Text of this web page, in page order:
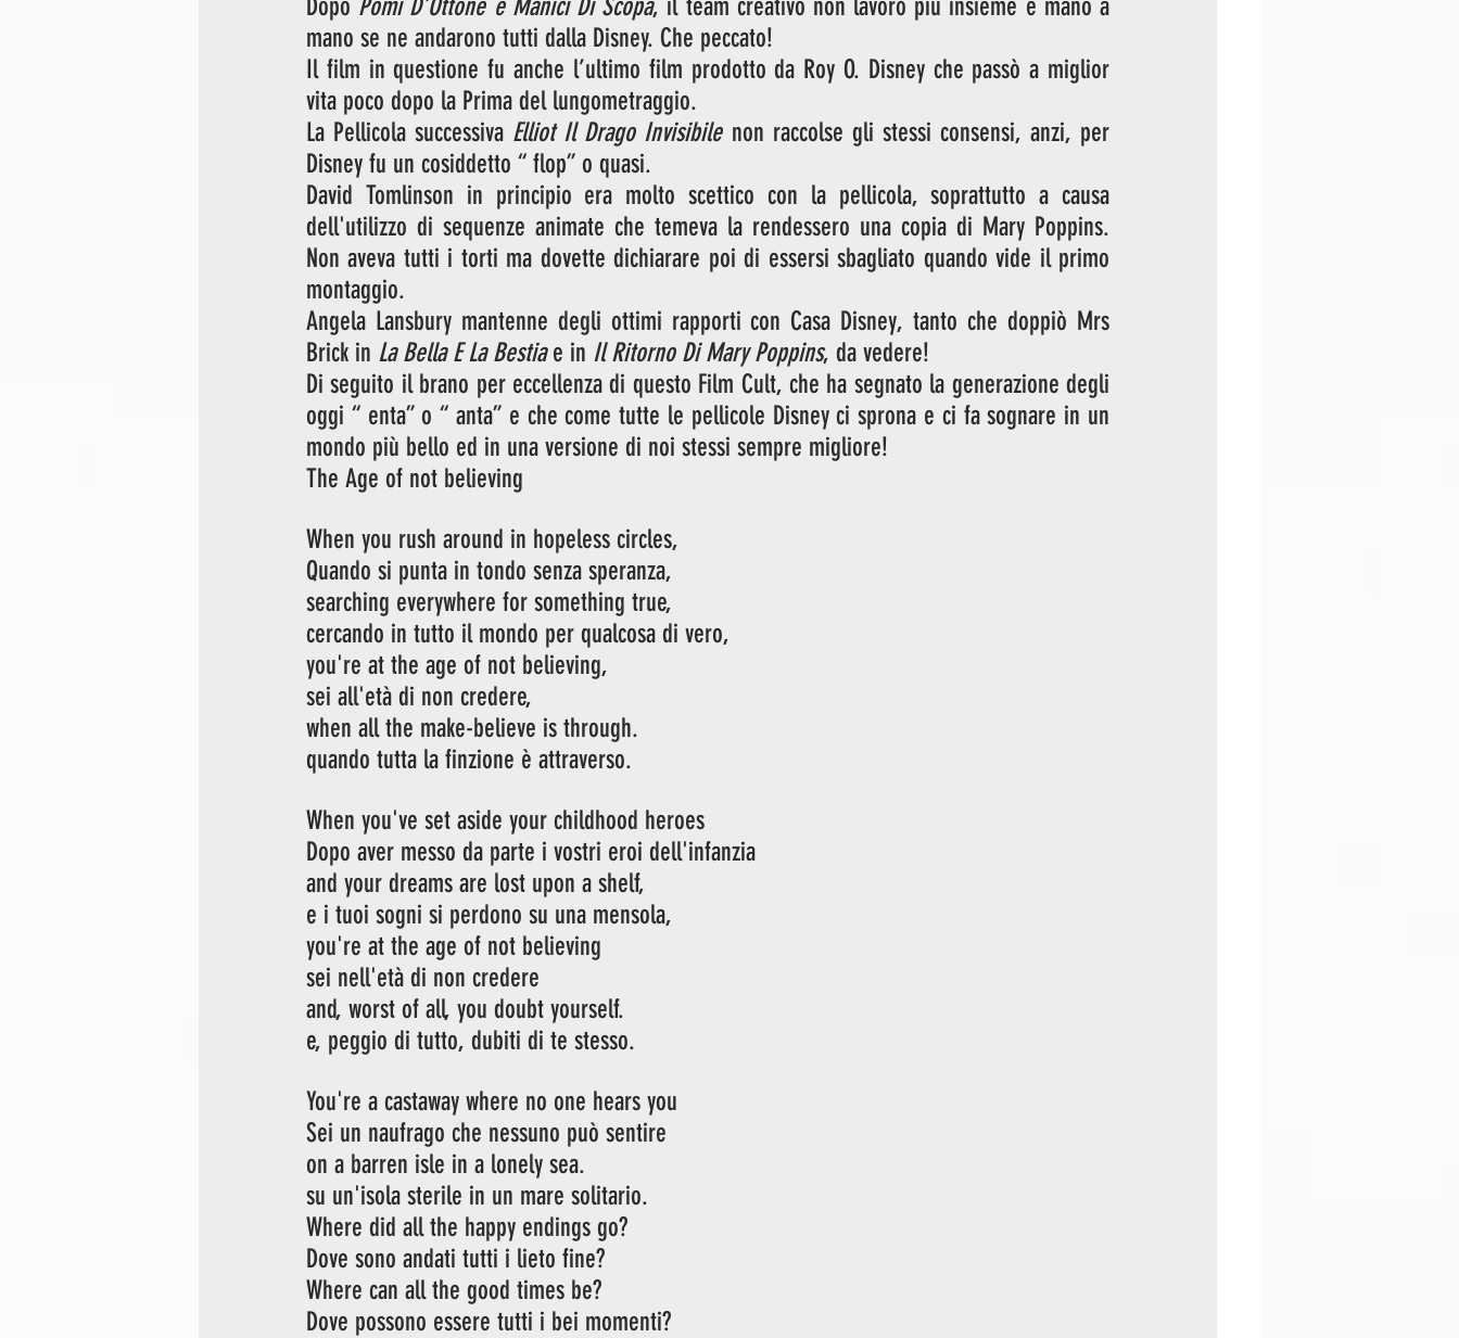
Dopo Pomi D’Ottone e Manici Di Scopa, il team creativo non lavorò più insieme e mano a
mano se ne andarono tutti dalla Disney. Che peccato!
Il film in questione fu anche l’ultimo film prodotto da Roy O. Disney che passò a miglior
vita poco dopo la Prima del lungometraggio.
La Pellicola successiva Elliot Il Drago Invisibile non raccolse gli stessi consensi, anzi, per
Disney fu un cosiddetto “ flop” o quasi.
David Tomlinson in principio era molto scettico con la pellicola, soprattutto a causa
dell'utilizzo di sequenze animate che temeva la rendessero una copia di Mary Poppins.
Non aveva tutti i torti ma dovette dichiarare poi di essersi sbagliato quando vide il primo
montaggio.
Angela Lansbury mantenne degli ottimi rapporti con Casa Disney, tanto che doppiò Mrs
Brick in La Bella E La Bestia e in Il Ritorno Di Mary Poppins, da vedere!
Di seguito il brano per eccellenza di questo Film Cult, che ha segnato la generazione degli
oggi “ enta” o “ anta” e che come tutte le pellicole Disney ci sprona e ci fa sognare in un
mondo più bello ed in una versione di noi stessi sempre migliore!
The Age of not believing
When you rush around in hopeless circles,
Quando si punta in tondo senza speranza,
searching everywhere for something true,
cercando in tutto il mondo per qualcosa di vero,
you're at the age of not believing,
sei all'età di non credere,
when all the make-believe is through.
quando tutta la finzione è attraverso.
When you've set aside your childhood heroes
Dopo aver messo da parte i vostri eroi dell'infanzia
and your dreams are lost upon a shelf,
e i tuoi sogni si perdono su una mensola,
you're at the age of not believing
sei nell'età di non credere
and, worst of all, you doubt yourself.
e, peggio di tutto, dubiti di te stesso.
You're a castaway where no one hears you
Sei un naufrago che nessuno può sentire
on a barren isle in a lonely sea.
su un'isola sterile in un mare solitario.
Where did all the happy endings go?
Dove sono andati tutti i lieto fine?
Where can all the good times be?
Dove possono essere tutti i bei momenti?